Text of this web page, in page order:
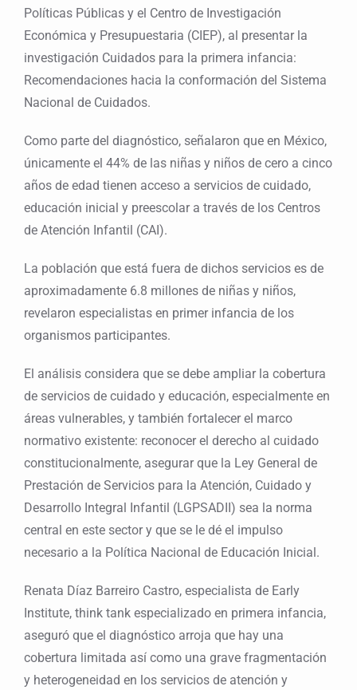
Políticas Públicas y el Centro de Investigación
Económica y Presupuestaria (CIEP), al presentar la
investigación Cuidados para la primera infancia:
Recomendaciones hacia la conformación del Sistema
Nacional de Cuidados.
Como parte del diagnóstico, señalaron que en México,
únicamente el 44% de las niñas y niños de cero a cinco
años de edad tienen acceso a servicios de cuidado,
educación inicial y preescolar a través de los Centros
de Atención Infantil (CAI).
La población que está fuera de dichos servicios es de
aproximadamente 6.8 millones de niñas y niños,
revelaron especialistas en primer infancia de los
organismos participantes.
El análisis considera que se debe ampliar la cobertura
de servicios de cuidado y educación, especialmente en
áreas vulnerables, y también fortalecer el marco
normativo existente: reconocer el derecho al cuidado
constitucionalmente, asegurar que la Ley General de
Prestación de Servicios para la Atención, Cuidado y
Desarrollo Integral Infantil (LGPSADII) sea la norma
central en este sector y que se le dé el impulso
necesario a la Política Nacional de Educación Inicial.
Renata Díaz Barreiro Castro, especialista de Early
Institute, think tank especializado en primera infancia,
aseguró que el diagnóstico arroja que hay una
cobertura limitada así como una grave fragmentación
y heterogeneidad en los servicios de atención y